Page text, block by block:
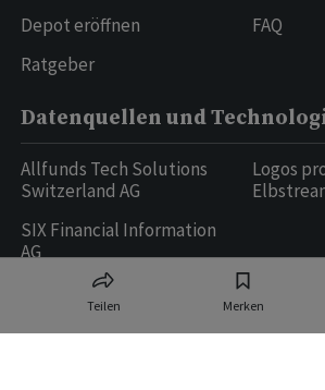
Teilen Merken
Depot eröffnen
Ratgeber
FAQ
Datenquellen und
Allfunds Tech Solutions
Switzerland AG
SIX Financial Information
AG
Logos
Ringier AG | Ringier Medien